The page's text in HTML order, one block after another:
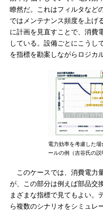
瞭然だ。これはフィルタなど
ではメンテナンス頻度を上げ
に計画を見直すことで、消費
している。設備ごとにこうし
を指標を勘案しながらロジカ
電力効率を考慮した
ールの例（吉谷氏の説
このケースでは、消費電力
が、この部分は例えば部品交
まざまな指標で見てもよい。
ら複数のシナリオをシミュレ